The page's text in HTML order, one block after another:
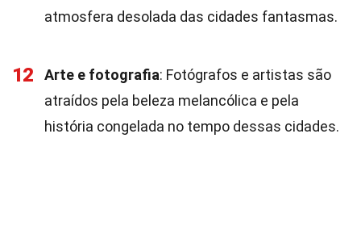
atmosfera desolada das cidades fantasmas.
12 Arte e fotografia: Fotógrafos e artistas são
atraídos pela beleza melancólica e pela
história congelada no tempo dessas cidades.